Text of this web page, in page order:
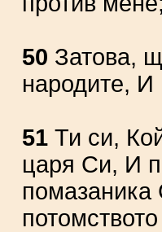
50 Затова,
народите,
51 Ти си,
царя Си, И